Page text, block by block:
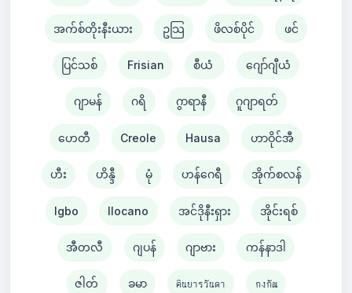
အက်စ်တိုးနီးယား ဥသြ ဖိလစ်ပိုင် ဖင်
ပြင်သစ် Frisian စီယံ ​​ ဂျော်ဂျီယံ
ဂျာမန် ဂရိ ဂွာရာနီ ဂူဂျာရတ်
ဟေတီ Creole Hausa ဟာဝိုင်အီ
ဟီး ဟိန္ဒီ မုံ ဟန်ဂေရီ အိုက်စလန်
Igbo Ilocano အင်ဒိုနီးရှား အိုင်းရစ်
အီတလီ ဂျပန် ဂျာဗား ကန်နာဒါ
ဇါတ် ခမာ คินยารวันดา กงกัณ